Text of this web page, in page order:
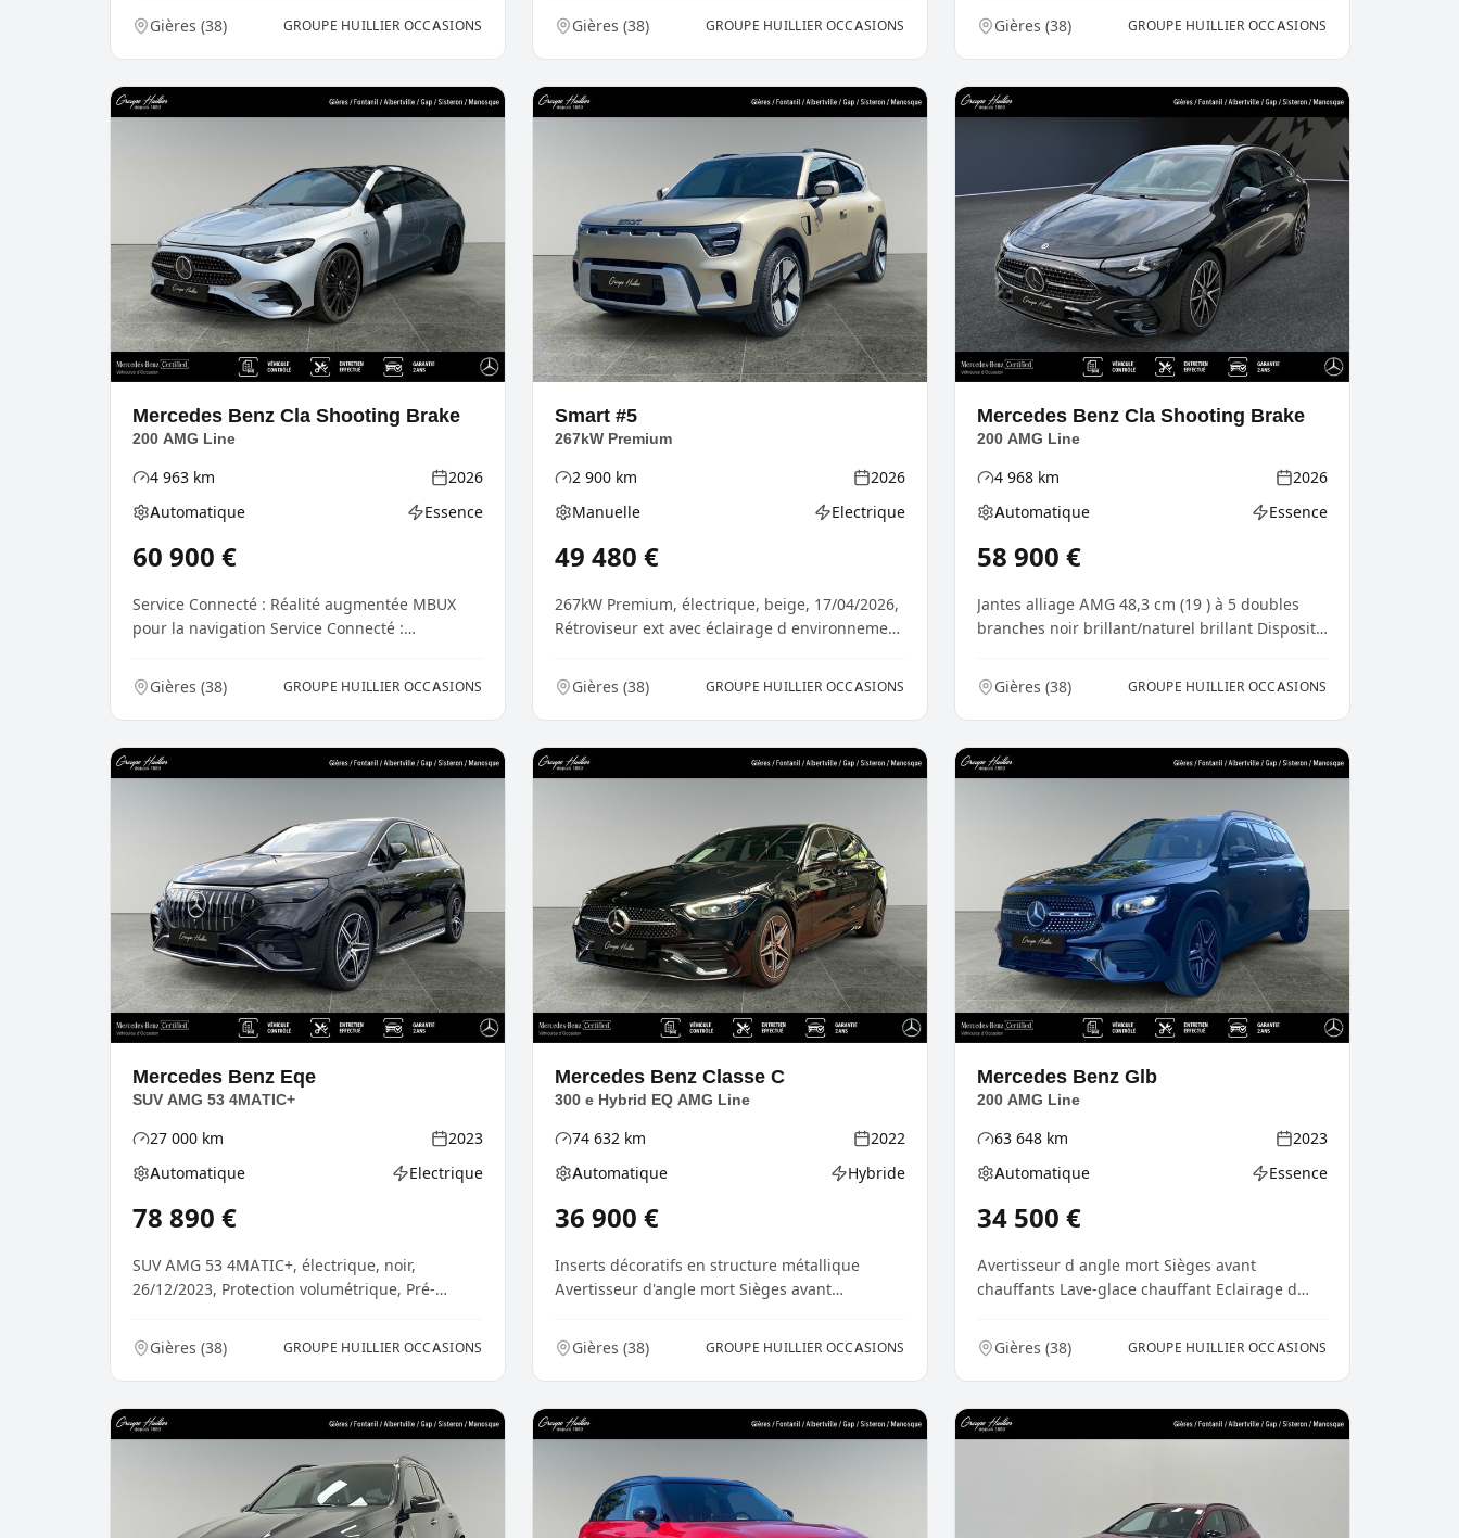
Gières (38) GROUPE HUILLIER OCCASIONS
Gières (38) GROUPE HUILLIER OCCASIONS
Gières (38) GROUPE HUILLIER OCCASIONS
Mercedes Benz Cla Shooting Brake
200 AMG Line
Kilométrage
4 963 km Année
2026
Boîte de vitesses
Automatique Type d'énergie
Essence
60 900 €
Service Connecté : Réalité augmentée MBUX
pour la navigation Service Connecté :
Gières (38) GROUPE HUILLIER OCCASIONS
Smart #5
267kW Premium
Kilométrage
2 900 km Année
2026
Boîte de vitesses
Manuelle Type d'énergie
Electrique
49 480 €
267kW Premium, électrique, beige, 17/04/2026,
Rétroviseur ext avec éclairage d environnement
Gières (38) GROUPE HUILLIER OCCASIONS
Mercedes Benz Cla Shooting Brake
200 AMG Line
Kilométrage
4 968 km Année
2026
Boîte de vitesses
Automatique Type d'énergie
Essence
58 900 €
Jantes alliage AMG 48,3 cm (19 ) à 5 doubles
branches noir brillant/naturel brillant Dispositif
Gières (38) GROUPE HUILLIER OCCASIONS
Mercedes Benz Eqe
SUV AMG 53 4MATIC+
Kilométrage
27 000 km Année
2023
Boîte de vitesses
Automatique Type d'énergie
Electrique
78 890 €
SUV AMG 53 4MATIC+, électrique, noir,
26/12/2023, Protection volumétrique, Pré-
Gières (38) GROUPE HUILLIER OCCASIONS
Mercedes Benz Classe C
300 e Hybrid EQ AMG Line
Kilométrage
74 632 km Année
2022
Boîte de vitesses
Automatique Type d'énergie
Hybride
36 900 €
Inserts décoratifs en structure métallique
Avertisseur d'angle mort Sièges avant
Gières (38) GROUPE HUILLIER OCCASIONS
Mercedes Benz Glb
200 AMG Line
Kilométrage
63 648 km Année
2023
Boîte de vitesses
Automatique Type d'énergie
Essence
34 500 €
Avertisseur d angle mort Sièges avant
chauffants Lave-glace chauffant Eclairage d
Gières (38) GROUPE HUILLIER OCCASIONS